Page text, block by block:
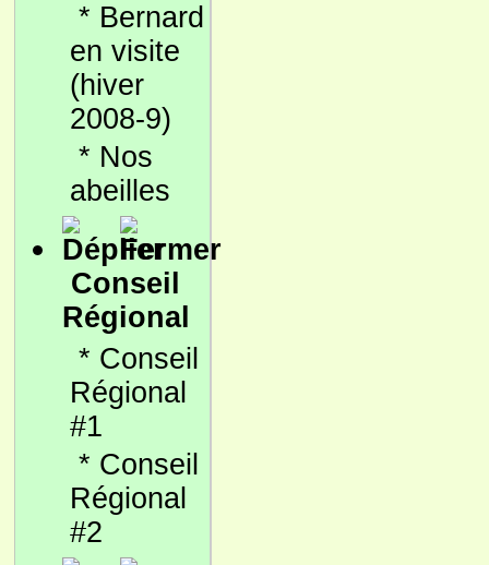
* Bernard
en visite
(hiver
2008-9)
* Nos
abeilles
Conseil
Régional
* Conseil
Régional
#1
* Conseil
Régional
#2